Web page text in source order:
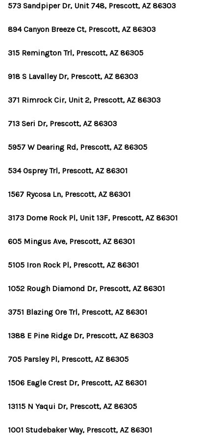
573 Sandpiper Dr, Unit 748, Prescott, AZ 86303
894 Canyon Breeze Ct, Prescott, AZ 86303
315 Remington Trl, Prescott, AZ 86305
918 S Lavalley Dr, Prescott, AZ 86303
371 Rimrock Cir, Unit 2, Prescott, AZ 86303
713 Seri Dr, Prescott, AZ 86303
5957 W Dearing Rd, Prescott, AZ 86305
534 Osprey Trl, Prescott, AZ 86301
1567 Rycosa Ln, Prescott, AZ 86301
3173 Dome Rock Pl, Unit 13F, Prescott, AZ 86301
605 Mingus Ave, Prescott, AZ 86301
5105 Iron Rock Pl, Prescott, AZ 86301
1052 Rough Diamond Dr, Prescott, AZ 86301
3751 Blazing Ore Trl, Prescott, AZ 86301
1388 E Pine Ridge Dr, Prescott, AZ 86303
705 Parsley Pl, Prescott, AZ 86305
1506 Eagle Crest Dr, Prescott, AZ 86301
13115 N Yaqui Dr, Prescott, AZ 86305
1001 Studebaker Way, Prescott, AZ 86301